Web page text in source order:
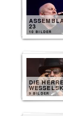
23
10 BILDER
DIE
9 BILDER